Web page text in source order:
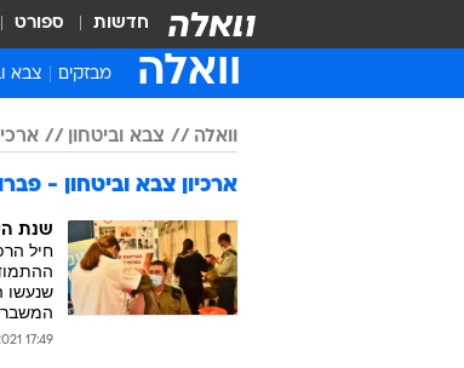
חדשות ספורט
וואלה מבזקים צבא
וואלה צבא וביטחון
ארכיון צבא וביטחון - פברואר
שנת
חיל
שנעשו
המשבר
17:49 28/02/2021